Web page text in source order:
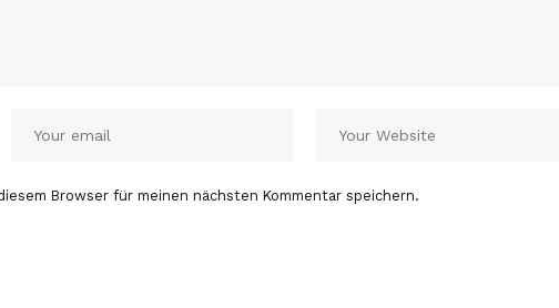
Browser für meinen nächsten Kommentar speichern.